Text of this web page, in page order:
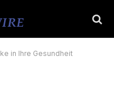
in Ihre Gesundheit